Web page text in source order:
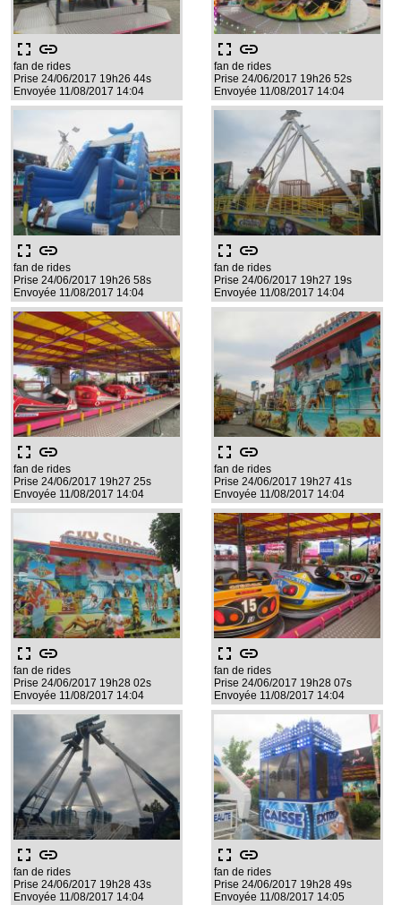
fullscreen link
fan de rides
Prise 24/06/2017 19h26 44s
Envoyée 11/08/2017 14:04
fullscreen link
fan de rides
Prise 24/06/2017 19h26 52s
Envoyée 11/08/2017 14:04
fullscreen link
fan de rides
Prise 24/06/2017 19h26 58s
Envoyée 11/08/2017 14:04
fullscreen link
fan de rides
Prise 24/06/2017 19h27 19s
Envoyée 11/08/2017 14:04
fullscreen link
fan de rides
Prise 24/06/2017 19h27 25s
Envoyée 11/08/2017 14:04
fullscreen link
fan de rides
Prise 24/06/2017 19h27 41s
Envoyée 11/08/2017 14:04
fullscreen link
fan de rides
Prise 24/06/2017 19h28 02s
Envoyée 11/08/2017 14:04
fullscreen link
fan de rides
Prise 24/06/2017 19h28 07s
Envoyée 11/08/2017 14:04
fullscreen link
fan de rides
Prise 24/06/2017 19h28 43s
Envoyée 11/08/2017 14:04
fullscreen link
fan de rides
Prise 24/06/2017 19h28 49s
Envoyée 11/08/2017 14:05